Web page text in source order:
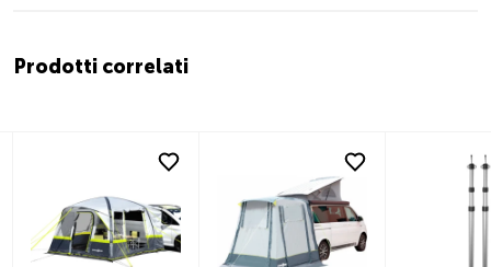
Prodotti correlati